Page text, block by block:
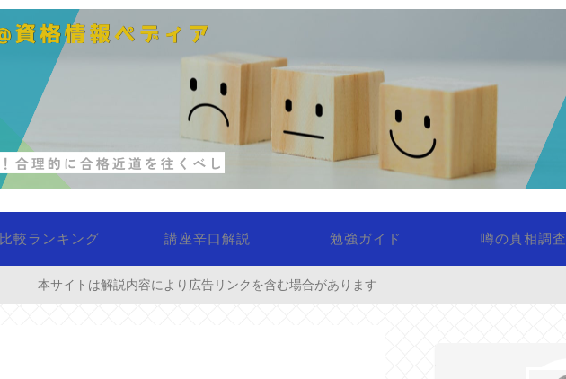
比較ランキング 講座辛口解説 勉強ガイド 噂の真相調査
本サイトは解説内容により広告リンクを含む場合があります